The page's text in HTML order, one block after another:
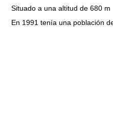
Situado a una altitud de 680 m
En 1991 tenía una población